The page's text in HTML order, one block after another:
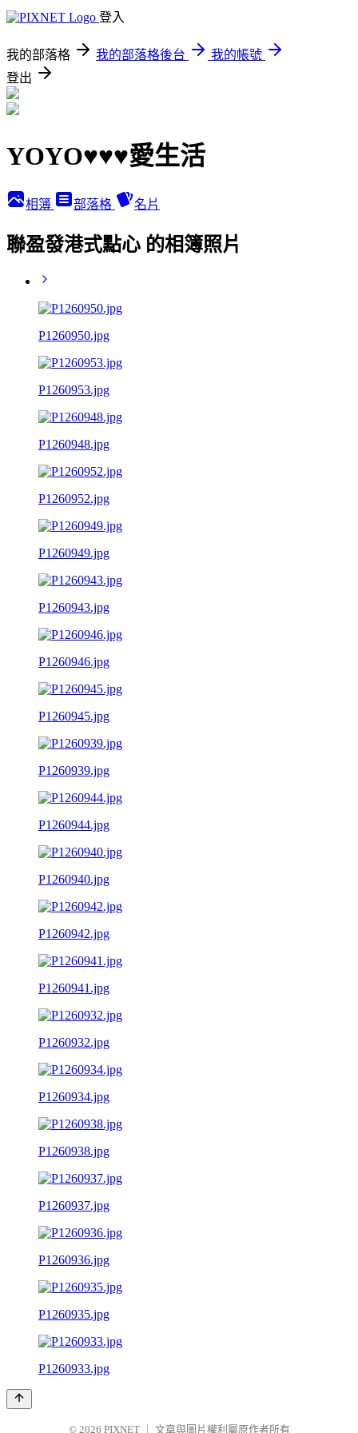
登入
我的部落格 我的部落格後台
我的帳號
登出
YOYO♥♥♥愛生活
相簿 部落格 名片
聯盈發港式點心 的相簿照片
P1260950.jpg
P1260953.jpg
P1260948.jpg
P1260952.jpg
P1260949.jpg
P1260943.jpg
P1260946.jpg
P1260945.jpg
P1260939.jpg
P1260944.jpg
P1260940.jpg
P1260942.jpg
P1260941.jpg
P1260932.jpg
P1260934.jpg
P1260938.jpg
P1260937.jpg
P1260936.jpg
P1260935.jpg
P1260933.jpg
© 2026 PIXNET 文章與圖片權利屬原作者所有